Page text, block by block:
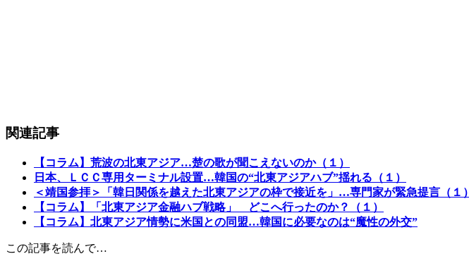
関連記事
【コラム】荒波の北東アジア…楚の歌が聞こえないのか（１）
日本、ＬＣＣ専用ターミナル設置…韓国の“北東アジアハブ”揺れる（１）
＜靖国参拝＞「韓日関係を越えた北東アジアの枠で接近を」…専門家が緊急提言（１）
【コラム】「北東アジア金融ハブ戦略」 どこへ行ったのか？（１）
【コラム】北東アジア情勢に米国との同盟…韓国に必要なのは“魔性の外交”
この記事を読んで…